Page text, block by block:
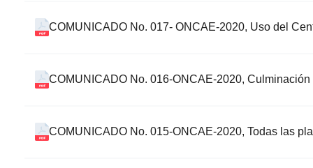
COMUNICADO No. 017- ONCAE-2020, Uso del
COMUNICADO No. 016-ONCAE-2020,
COMUNICADO No. 015-ONCAE-2020, Todas las